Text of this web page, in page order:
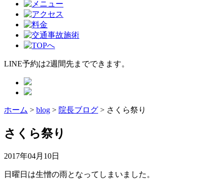
LINE予約は2週間先までできます。
ホーム > blog > 院長ブログ > さくら祭り
さくら祭り
2017年04月10日
日曜日は生憎の雨となってしまいました。